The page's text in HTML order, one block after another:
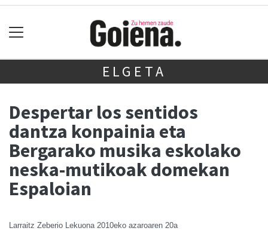
ELGETA
Despertar los sentidos
dantza konpainia eta
Bergarako musika eskolako
neska-mutikoak domekan
Espaloian
Larraitz Zeberio Lekuona 2010eko azaroaren 20a